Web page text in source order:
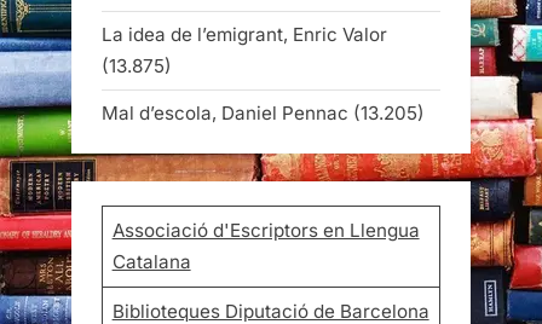
La idea de l’emigrant, Enric Valor
(13.875)
Mal d’escola, Daniel Pennac (13.205)
Associació d'Escriptors en Llengua
Catalana
Biblioteques Diputació de Barcelona